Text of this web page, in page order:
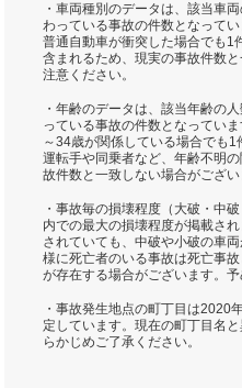
・車両種別のデータは、該当車
わっている事故の件数となって
普通自動車が衝突した場合でも1
含まれるため、現実の事故件数
注意ください。
・年齢のデータは、該当年齢の
っている事故の件数となってい
～34歳が関係している場合でも
運転手や同乗者など、年齢不明
故件数と一致しない場合がござい
・事故毎の損壊程度（大破・中
内での最大の損壊程度が掲載さ
されていても、中破や小破の車
様に死亡者のいる事故は死亡事
が存在する場合がございます。予
・事故発生地点の町丁目は2020
定しています。現在の町丁目名
らかじめご了承ください。